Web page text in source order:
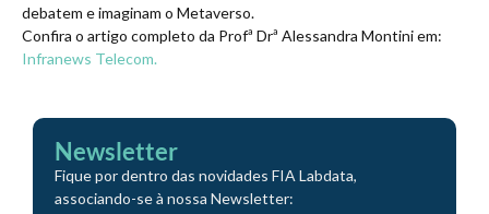
debatem e imaginam o Metaverso.
Confira o artigo completo da Profª Drª Alessandra Montini em:
Infranews Telecom.
Newsletter
Fique por dentro das novidades FIA Labdata,
associando-se à nossa Newsletter: